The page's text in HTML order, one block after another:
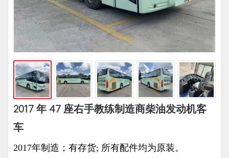
2017 年 47 座右手教练制造商柴油发动机客
车
2017年制造；有存货; 所有配件均为原装。